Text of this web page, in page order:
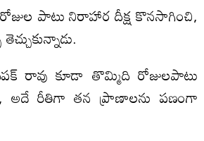
రోజుల పాటు నిరాహార దీక్ష కొనసాగించి,
రావు కూడా తొమ్మిది రోజులపాటు
అదే రీతిగా తన ప్రాణాలను పణంగా